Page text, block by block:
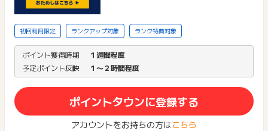
初回利用限定 ランクアップ対象 ランク特典対象
ポイント獲得時期
１週間程度
予定ポイント反映
１〜２時間程度
ポイントタウンに登録する
アカウントをお持ちの方はこちら